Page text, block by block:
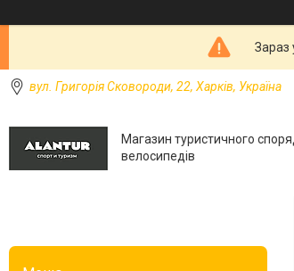
Зараз
вул. Григорія Сковороди, 22, Харків, Україна
Магазин туристичного
велосипедів